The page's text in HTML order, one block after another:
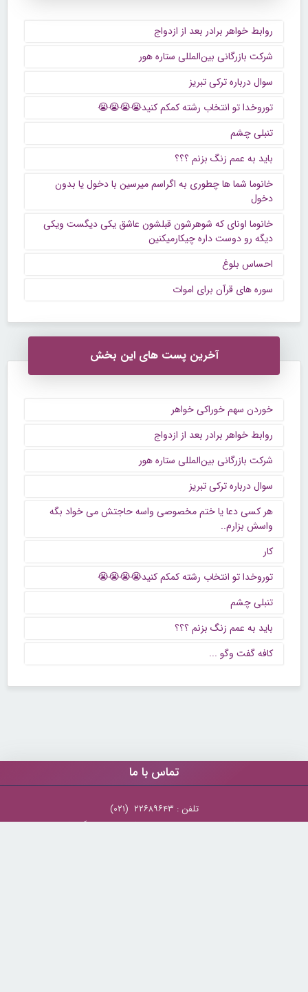
روابط خواهر برادر بعد از ازدواج
شرکت بازرگانی بین‌المللی ستاره هور
سوال درباره ترکی تبریز
توروخدا تو انتخاب رشته کمکم کنید😭😭😭😭
تنبلی چشم
باید به عمم زنگ بزنم ؟؟؟
خانوما شما ها چطوری به اگراسم میرسین با دخول یا بدون
دخول
خانوما اونای که شوهرشون قبلشون عاشق یکی دیگست ویکی
دیگه رو دوست داره چیکارمیکنین
احساس بلوغ
سوره های قرآن برای اموات
آخرین پست های این بخش
خوردن سهم خوراکی خواهر
روابط خواهر برادر بعد از ازدواج
شرکت بازرگانی بین‌المللی ستاره هور
سوال درباره ترکی تبریز
هر کسی دعا یا ختم مخصوصی واسه حاجتش می خواد بگه
واسش بزارم..
کار
توروخدا تو انتخاب رشته کمکم کنید😭😭😭😭
تنبلی چشم
باید به عمم زنگ بزنم ؟؟؟
كافه گفت وگو ...
تماس با ما
تلفن : ۲۲۶۸۹۶۴۳ (۰۲۱)
شنبه تا چهارشنبه از ساعت 9 تا 5 منتظر شنیدن صدای گرم شما هستیم.